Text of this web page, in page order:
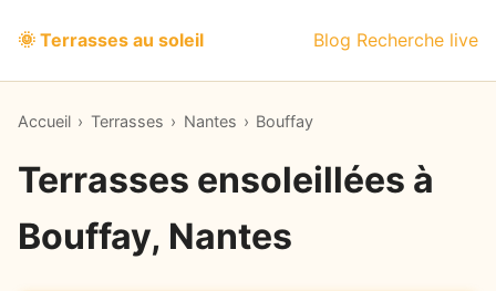
🌞 Terrasses au soleil Blog Recherche live
Accueil › Terrasses › Nantes › Bouffay
Terrasses ensoleillées à
Bouffay, Nantes